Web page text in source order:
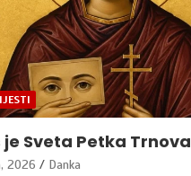
je Sveta Petka Trnova
2026 Danka